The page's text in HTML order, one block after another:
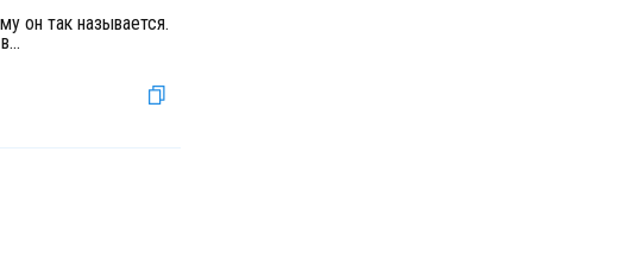
он так называется.
...